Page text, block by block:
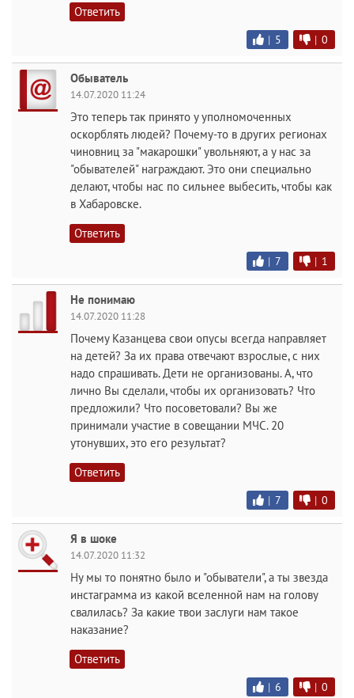
Ответить
| 5 | 0
Обыватель
14.07.2020 11:24
Это теперь так принято у уполномоченных
оскорблять людей? Почему-то в других регионах
чиновниц за "макарошки" увольняют, а у нас за
"обывателей" награждают. Это они специально
делают, чтобы нас по сильнее выбесить, чтобы как
в Хабаровске.
Ответить
| 7 | 1
Не понимаю
14.07.2020 11:28
Почему Казанцева свои опусы всегда направляет
на детей? За их права отвечают взрослые, с них
надо спрашивать. Дети не организованы. А, что
лично Вы сделали, чтобы их организовать? Что
предложили? Что посоветовали? Вы же
принимали участие в совещании МЧС. 20
утонувших, это его результат?
Ответить
| 7 | 0
Я в шоке
14.07.2020 11:32
Ну мы то понятно было и "обыватели", а ты звезда
инстаграмма из какой вселенной нам на голову
свалилась? За какие твои заслуги нам такое
наказание?
Ответить
| 6 | 0